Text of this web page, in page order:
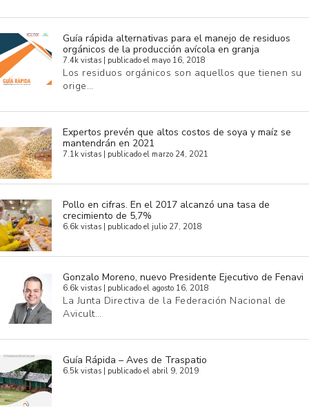
Guía rápida alternativas para el manejo de residuos
orgánicos de la producción avícola en granja
7.4k vistas publicado el mayo 16, 2018
Los residuos orgánicos son aquellos que tienen su
orige…
Expertos prevén que altos costos de soya y maíz se
mantendrán en 2021
7.1k vistas publicado el marzo 24, 2021
Pollo en cifras. En el 2017 alcanzó una tasa de
crecimiento de 5,7%
6.6k vistas publicado el julio 27, 2018
Gonzalo Moreno, nuevo Presidente Ejecutivo de Fenavi
6.6k vistas publicado el agosto 16, 2018
La Junta Directiva de la Federación Nacional de
Avicult…
Guía Rápida – Aves de Traspatio
6.5k vistas publicado el abril 9, 2019